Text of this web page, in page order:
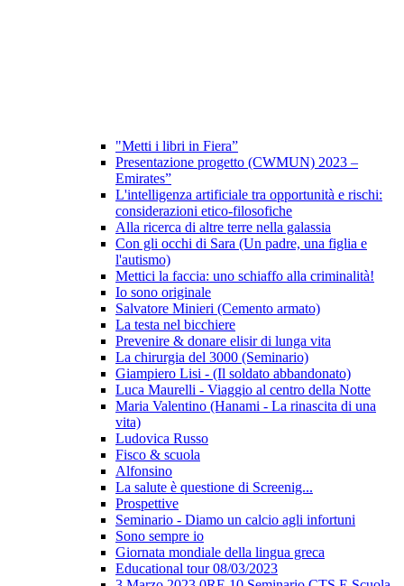
"Metti i libri in Fiera”
Presentazione progetto (CWMUN) 2023 –
Emirates”
L'intelligenza artificiale tra opportunità e rischi:
considerazioni etico-filosofiche
Alla ricerca di altre terre nella galassia
Con gli occhi di Sara (Un padre, una figlia e
l'autismo)
Mettici la faccia: uno schiaffo alla criminalità!
Io sono originale
Salvatore Minieri (Cemento armato)
La testa nel bicchiere
Prevenire & donare elisir di lunga vita
La chirurgia del 3000 (Seminario)
Giampiero Lisi - (Il soldato abbandonato)
Luca Maurelli - Viaggio al centro della Notte
Maria Valentino (Hanami - La rinascita di una
vita)
Ludovica Russo
Fisco & scuola
Alfonsino
La salute è questione di Screenig...
Prospettive
Seminario - Diamo un calcio agli infortuni
Sono sempre io
Giornata mondiale della lingua greca
Educational tour 08/03/2023